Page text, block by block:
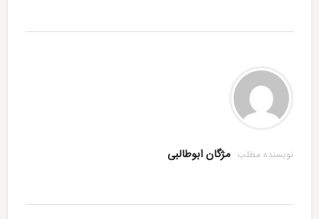
نویسنده مطلب مژگان ابوطالبی